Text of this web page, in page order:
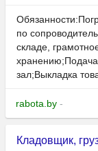
по
складе,
хранению;Подача
зал;Выкладка
rabota.by -
Кладовщик,